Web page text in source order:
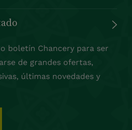
boletín Chancery para ser
de grandes ofertas,
últimas novedades y